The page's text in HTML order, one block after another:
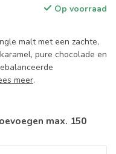
Op voorraad
malt met een zachte,
pure chocolade en
meer.
max. 150